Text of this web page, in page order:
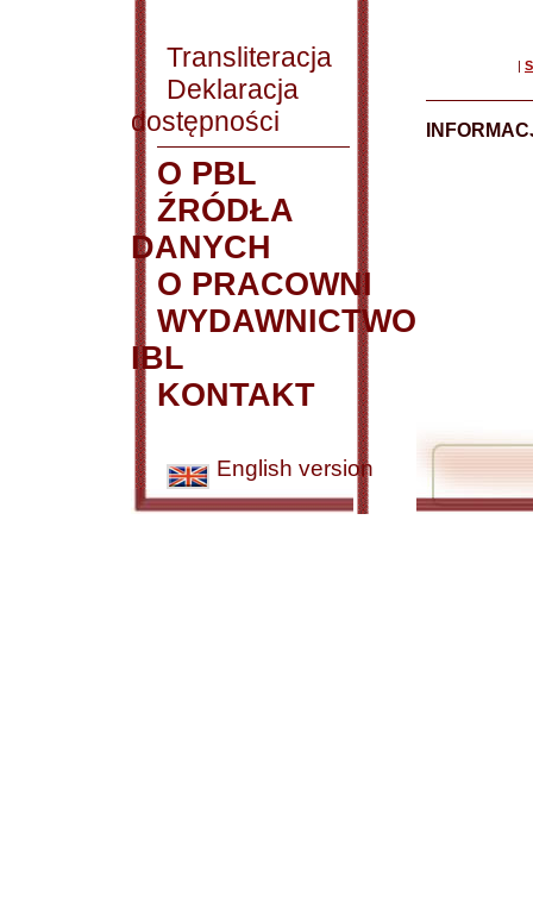
Transliteracja
Deklaracja
dostępności
O PBL
ŹRÓDŁA
DANYCH
O PRACOWNI
WYDAWNICTWO
IBL
KONTAKT
English version
|